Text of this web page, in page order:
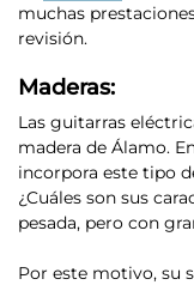
muchas
revisión.
Maderas:
Las guitarras
madera de Álamo.
incorpora este tipo
¿Cuáles son sus
pesada, pero con
Por este motivo, su